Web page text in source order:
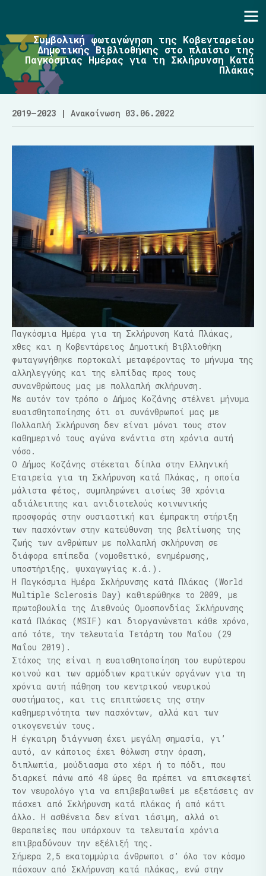
Συμβολική φωταγώγηση της Κοβενταρείου
Δημοτικής Βιβλιοθήκης στο πλαίσιο της
Παγκόσμιας Ημέρας για τη Σκλήρυνση Κατά
Πλάκας
2019–2023 | Ανακοίνωση 03.06.2022
Παγκόσμια Ημέρα για τη Σκλήρυνση Κατά Πλάκας,
χθες και η Κοβεντάρειος Δημοτική Βιβλιοθήκη
φωταγωγήθηκε πορτοκαλί μεταφέροντας το μήνυμα της
αλληλεγγύης και της ελπίδας προς τους
συνανθρώπους μας με πολλαπλή σκλήρυνση.
Με αυτόν τον τρόπο ο Δήμος Κοζάνης στέλνει μήνυμα
ευαισθητοποίησης ότι οι συνάνθρωποί μας με
Πολλαπλή Σκλήρυνση δεν είναι μόνοι τους στον
καθημερινό τους αγώνα ενάντια στη χρόνια αυτή
νόσο.
Ο Δήμος Κοζάνης στέκεται δίπλα στην Ελληνική
Εταιρεία για τη Σκλήρυνση κατά Πλάκας, η οποία
μάλιστα φέτος, συμπληρώνει αισίως 30 χρόνια
αδιάλειπτης και ανιδιοτελούς κοινωνικής
προσφοράς στην ουσιαστική και έμπρακτη στήριξη
των πασχόντων στην κατεύθυνση της βελτίωσης της
ζωής των ανθρώπων με πολλαπλή σκλήρυνση σε
διάφορα επίπεδα (νομοθετικό, ενημέρωσης,
υποστήριξης, ψυχαγωγίας κ.ά.).
Η Παγκόσμια Ημέρα Σκλήρυνσης κατά Πλάκας (World
Multiple Sclerosis Day) καθιερώθηκε το 2009, με
πρωτοβουλία της Διεθνούς Ομοσπονδίας Σκλήρυνσης
κατά Πλάκας (MSIF) και διοργανώνεται κάθε χρόνο,
από τότε, την τελευταία Τετάρτη του Μαΐου (29
Μαΐου 2019).
Στόχος της είναι η ευαισθητοποίηση του ευρύτερου
κοινού και των αρμόδιων κρατικών οργάνων για τη
χρόνια αυτή πάθηση του κεντρικού νευρικού
συστήματος, και τις επιπτώσεις της στην
καθημερινότητα των πασχόντων, αλλά και των
οικογενειών τους.
Η έγκαιρη διάγνωση έχει μεγάλη σημασία, γι’
αυτό, αν κάποιος έχει θόλωση στην όραση,
διπλωπία, μούδιασμα στο χέρι ή το πόδι, που
διαρκεί πάνω από 48 ώρες θα πρέπει να επισκεφτεί
τον νευρολόγο για να επιβεβαιωθεί με εξετάσεις αν
πάσχει από Σκλήρυνση κατά πλάκας ή από κάτι
άλλο. Η ασθένεια δεν είναι ιάσιμη, αλλά οι
θεραπείες που υπάρχουν τα τελευταία χρόνια
επιβραδύνουν την εξέλιξή της.
Σήμερα 2,5 εκατομμύρια άνθρωποι σ’ όλο τον κόσμο
πάσχουν από Σκλήρυνση κατά πλάκας, ενώ στην